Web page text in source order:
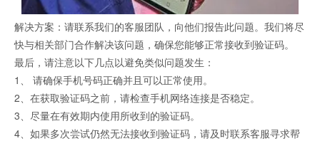
解决方案：请联系我们的客服团队，向他们报告此问题。我们将尽
快与相关部门合作解决该问题，确保您能够正常接收到验证码。
最后，请注意以下几点以避免类似问题发生：
1、 请确保手机号码正确并且可以正常使用。
2、在获取验证码之前，请检查手机网络连接是否稳定。
3、尽量在有效期内使用所收到的验证码。
4、如果多次尝试仍然无法接收到验证码，请及时联系客服寻求帮